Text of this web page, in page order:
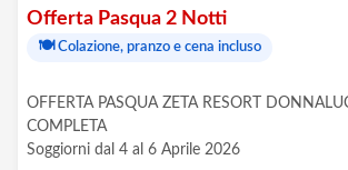
Offerta Pasqua 2 Notti
🍽️ Colazione, pranzo e cena incluso
OFFERTA PASQUA ZETA RESORT
COMPLETA
Soggiorni dal 4 al 6 Aprile 2026